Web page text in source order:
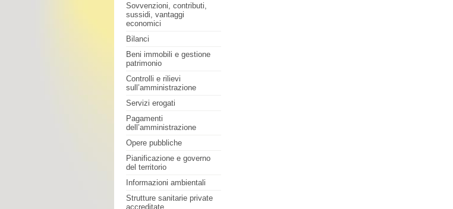
Sovvenzioni, contributi,
sussidi, vantaggi
economici
Bilanci
Beni immobili e gestione
patrimonio
Controlli e rilievi
sull’amministrazione
Servizi erogati
Pagamenti
dell’amministrazione
Opere pubbliche
Pianificazione e governo
del territorio
Informazioni ambientali
Strutture sanitarie private
accreditate